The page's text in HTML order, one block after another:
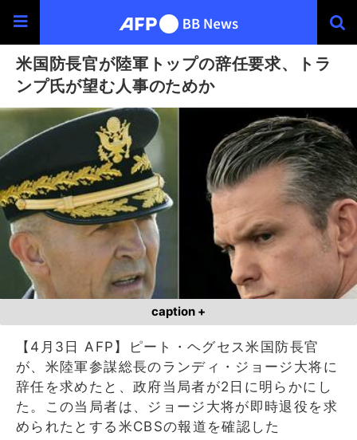
米国防長官が陸軍トップの辞任要求、トラ
ンプ氏が望む人事のためか
caption +
【4月3日 AFP】ピート・ヘグセス米国防長官
が、米陸軍参謀総長のランディ・ジョージ大将に
辞任を求めたと、政府当局者が2日に明らかにし
た。この当局者は、ジョージ大将が即時退役を求
められたとする米CBSの報道を確認した